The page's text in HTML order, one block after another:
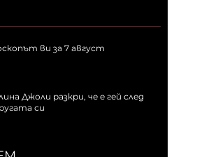
ви за 7 август
Джоли разкри, че е гей след
си